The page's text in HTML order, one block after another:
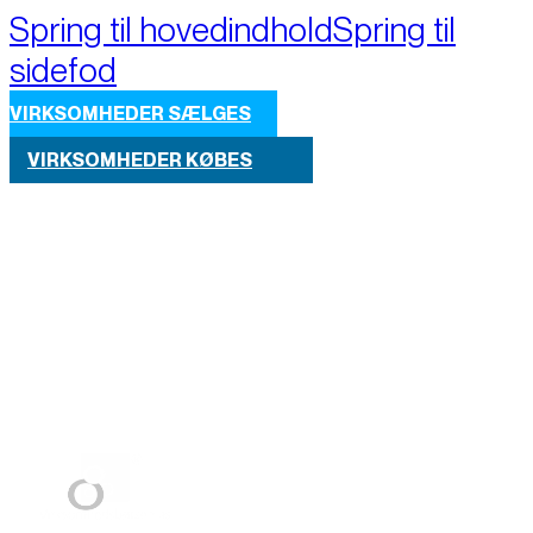
Spring til hovedindholdSpring til
sidefod
VIRKSOMHEDER SÆLGES
VIRKSOMHEDER KØBES